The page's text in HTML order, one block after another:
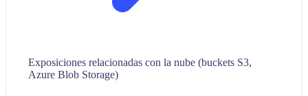
Exposiciones relacionadas con la nube (buckets S3,
Azure Blob Storage)